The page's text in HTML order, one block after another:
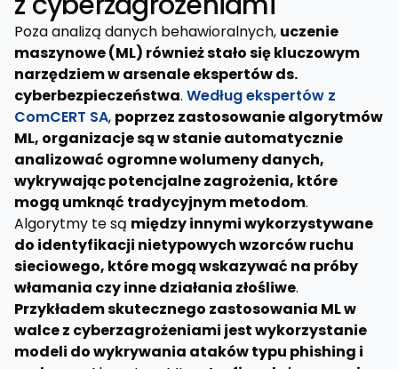
Poza analizą danych behawioralnych, uczenie
maszynowe (ML) również stało się kluczowym
narzędziem w arsenale ekspertów ds.
cyberbezpieczeństwa. Według ekspertów z
ComCERT SA, poprzez zastosowanie algorytmów
ML, organizacje są w stanie automatycznie
analizować ogromne wolumeny danych,
wykrywając potencjalne zagrożenia, które
mogą umknąć tradycyjnym metodom.
Algorytmy te są między innymi wykorzystywane
do identyfikacji nietypowych wzorców ruchu
sieciowego, które mogą wskazywać na próby
włamania czy inne działania złośliwe.
Przykładem skutecznego zastosowania ML w
walce z cyberzagrożeniami jest wykorzystanie
modeli do wykrywania ataków typu phishing i